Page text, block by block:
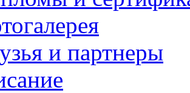
и партнеры